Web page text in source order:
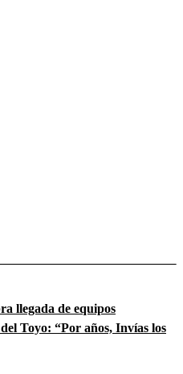
llegada de equipos
Toyo: “Por años, Invías los